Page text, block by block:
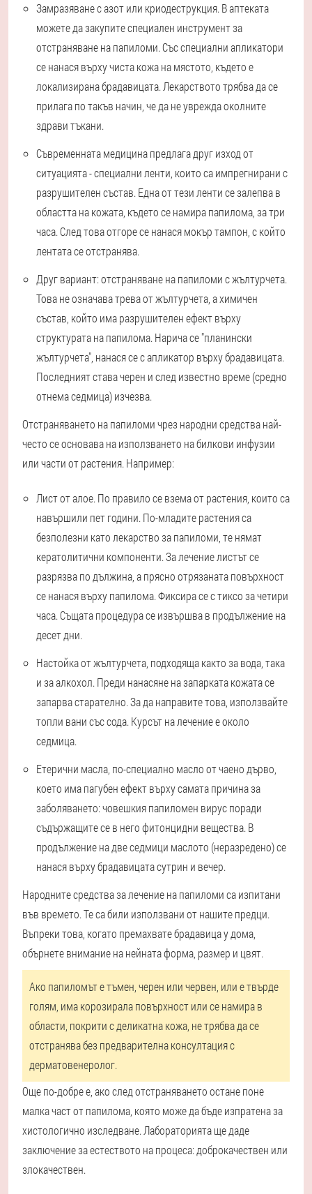
Замразяване с азот или криодеструкция. В аптеката
можете да закупите специален инструмент за
отстраняване на папиломи. Със специални апликатори
се нанася върху чиста кожа на мястото, където е
локализирана брадавицата. Лекарството трябва да се
прилага по такъв начин, че да не уврежда околните
здрави тъкани.
Съвременната медицина предлага друг изход от
ситуацията - специални ленти, които са импрегнирани с
разрушителен състав. Една от тези ленти се залепва в
областта на кожата, където се намира папилома, за три
часа. След това отгоре се нанася мокър тампон, с който
лентата се отстранява.
Друг вариант: отстраняване на папиломи с жълтурчета.
Това не означава трева от жълтурчета, а химичен
състав, който има разрушителен ефект върху
структурата на папилома. Нарича се "планински
жълтурчета", нанася се с апликатор върху брадавицата.
Последният става черен и след известно време (средно
отнема седмица) изчезва.
Отстраняването на папиломи чрез народни средства най-
често се основава на използването на билкови инфузии
или части от растения. Например:
Лист от алое. По правило се взема от растения, които са
навършили пет години. По-младите растения са
безполезни като лекарство за папиломи, те нямат
кератолитични компоненти. За лечение листът се
разрязва по дължина, а прясно отрязаната повърхност
се нанася върху папилома. Фиксира се с тиксо за четири
часа. Същата процедура се извършва в продължение на
десет дни.
Настойка от жълтурчета, подходяща както за вода, така
и за алкохол. Преди нанасяне на запарката кожата се
запарва старателно. За да направите това, използвайте
топли вани със сода. Курсът на лечение е около
седмица.
Етерични масла, по-специално масло от чаено дърво,
което има пагубен ефект върху самата причина за
заболяването: човешкия папиломен вирус поради
съдържащите се в него фитонцидни вещества. В
продължение на две седмици маслото (неразредено) се
нанася върху брадавицата сутрин и вечер.
Народните средства за лечение на папиломи са изпитани
във времето. Те са били използвани от нашите предци.
Въпреки това, когато премахвате брадавица у дома,
обърнете внимание на нейната форма, размер и цвят.
Ако папиломът е тъмен, черен или червен, или е твърде
голям, има корозирала повърхност или се намира в
области, покрити с деликатна кожа, не трябва да се
отстранява без предварителна консултация с
дерматовенеролог.
Още по-добре е, ако след отстраняването остане поне
малка част от папилома, която може да бъде изпратена за
хистологично изследване. Лабораторията ще даде
заключение за естеството на процеса: доброкачествен или
злокачествен.